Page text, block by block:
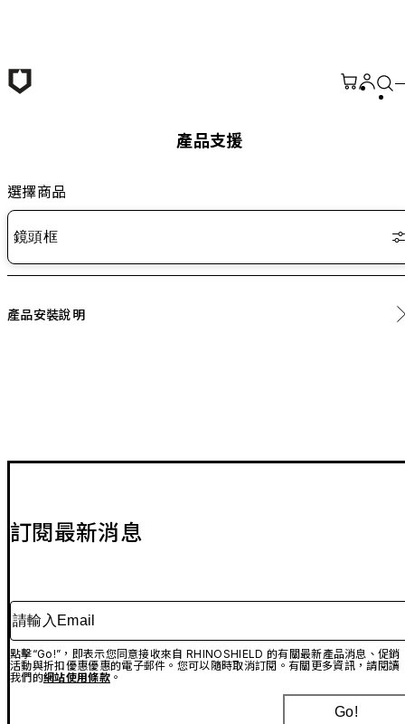
產品支援
選擇商品
鏡頭框
產品安裝說明
訂閱最新消息
請輸入Email
點擊“Go!”，即表示您同意接收來自 RHINOSHIELD 的有關最新產品消息、促銷
活動與折扣優惠優惠的電子郵件。您可以隨時取消訂閱。有關更多資訊，請閱讀
我們的網站使用條款。
Go!